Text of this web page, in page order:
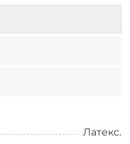
Латекс.